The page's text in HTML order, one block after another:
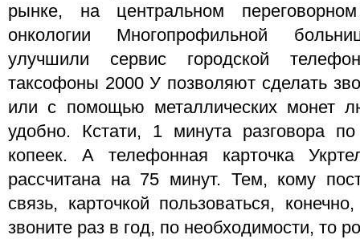
рынке, на центральном
онкологии Многопрофильной
улучшили сервис городской
таксофоны 2000 У позволяют сделать
или с помощью металлических монет
удобно. Кстати, 1 минута разговора
копеек. А телефонная карточка
рассчитана на 75 минут. Тем, кому
связь, карточкой пользоваться,
звоните раз в год, по необходимости, то